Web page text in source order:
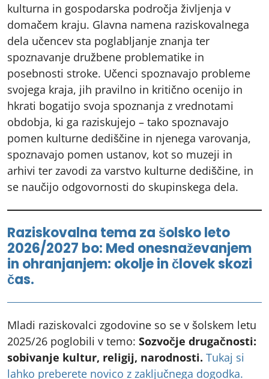
kulturna in gospodarska področja življenja v
domačem kraju. Glavna namena raziskovalnega
dela učencev sta poglabljanje znanja ter
spoznavanje družbene problematike in
posebnosti stroke. Učenci spoznavajo probleme
svojega kraja, jih pravilno in kritično ocenijo in
hkrati bogatijo svoja spoznanja z vrednotami
obdobja, ki ga raziskujejo – tako spoznavajo
pomen kulturne dediščine in njenega varovanja,
spoznavajo pomen ustanov, kot so muzeji in
arhivi ter zavodi za varstvo kulturne dediščine, in
se naučijo odgovornosti do skupinskega dela.
Raziskovalna tema za šolsko leto
2026/2027 bo: Med onesnaževanjem
in ohranjanjem: okolje in človek skozi
čas.
Mladi raziskovalci zgodovine so se v šolskem letu
2025/26 poglobili v temo: Sozvočje drugačnosti:
sobivanje kultur, religij, narodnosti. Tukaj si
lahko preberete novico z zaključnega dogodka.